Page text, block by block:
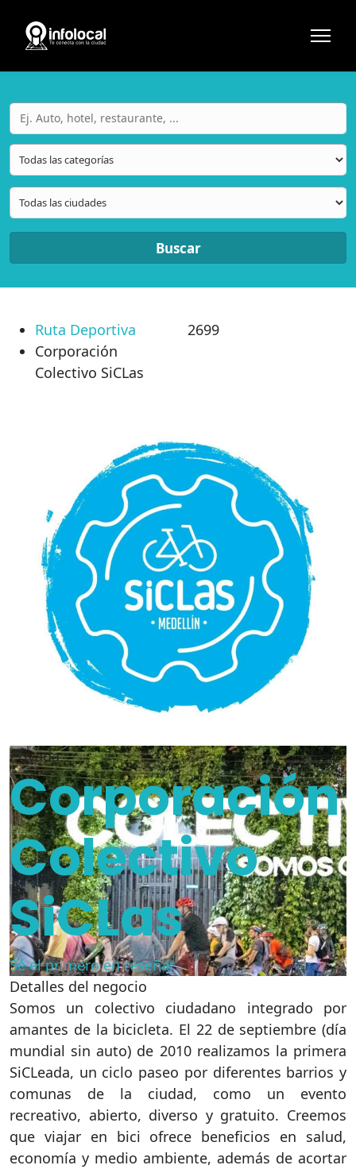
Buscar
Ruta Deportiva
Corporación
Colectivo SiCLas
2699
Privada
Corporación
Colectivo
SiCLas
Sé el primero en reseñar
Detalles del negocio
Somos un colectivo ciudadano integrado por
amantes de la bicicleta. El 22 de septiembre (día
mundial sin auto) de 2010 realizamos la primera
SiCLeada, un ciclo paseo por diferentes barrios y
comunas de la ciudad, como un evento
recreativo, abierto, diverso y gratuito. Creemos
que viajar en bici ofrece beneficios en salud,
economía y medio ambiente, además de acortar